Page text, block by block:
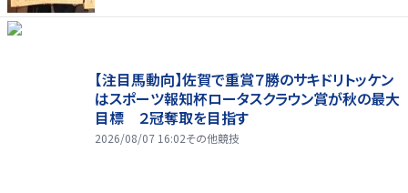
【注目馬動向】佐賀で重賞７勝のサキドリトッケン
はスポーツ報知杯ロータスクラウン賞が秋の最大
目標 ２冠奪取を目指す
2026/08/07 16:02その他競技